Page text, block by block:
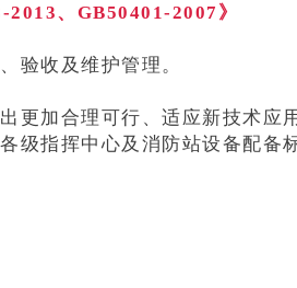
、GB50401-2007》
验收及维护管理。
更加合理可行、适应新技术
级指挥中心及消防站设备配